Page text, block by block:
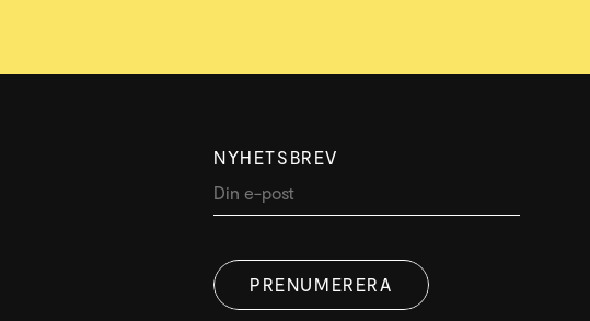
NYHETSBREV
PRENUMERERA